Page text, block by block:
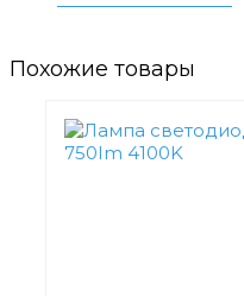
Похожие товары